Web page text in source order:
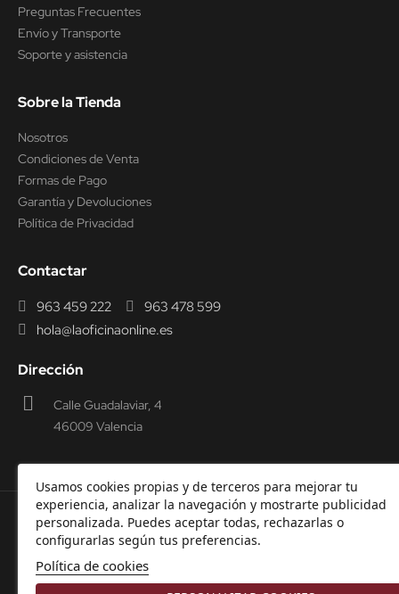
Usamos cookies propias y de terceros para mejorar tu
experiencia, analizar la navegación y mostrarte publicidad
personalizada. Puedes aceptar todas, rechazarlas o
configurarlas según tus preferencias.
Política de cookies
Preguntas Frecuentes
Envío y Transporte
Soporte y asistencia
Sobre la Tienda
Nosotros
Condiciones de Venta
Formas de Pago
Garantía y Devoluciones
Política de Privacidad
Contactar
963 459 222
963 478 599
hola@laoficinaonline.es
Dirección
Calle Guadalaviar, 4
46009 Valencia
© 2000-2026 Laoficinaonline.SIDEOFFICE, S.L. CIF
B98914336 -
Aviso Legal -
Privacidad